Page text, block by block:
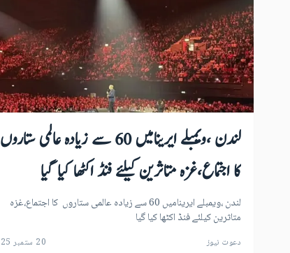
لندن ،ویمبلے ایرینامیں 60 سے زیادہ عالمی ستاروں
کا اجتماع،غزہ متاثرین کیلئے فنڈ اکٹھا کیا گیا
لندن ،ویمبلے ایرینامیں 60 سے زیادہ عالمی ستاروں کا اجتماع،غزہ
متاثرین کیلئے فنڈ اکٹھا کیا گیا
دعوت نیوز 20 ستمبر 2025